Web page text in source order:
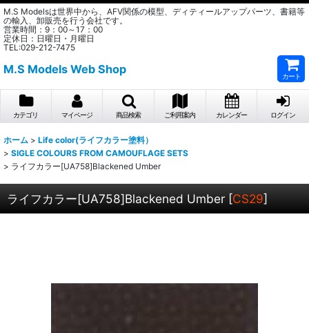
M.S Modelsは世界中から、AFV関係の模型、ディティールアップパーツ、書籍等
の輸入、卸販売を行う会社です。
営業時間：9：00～17：00
定休日：日曜日・月曜日
TEL:029-212-7475
M.S Models Web Shop
カート
カテゴリ マイページ 商品検索 ご利用案内 カレンダー ログイン
ホーム > Life color(ライフカラー塗料）
> SIGLE COLOURS FROM CAMOUFLAGE SETS
> ライフカラー[UA758]Blackened Umber
ライフカラー[UA758]Blackened Umber [CS29]